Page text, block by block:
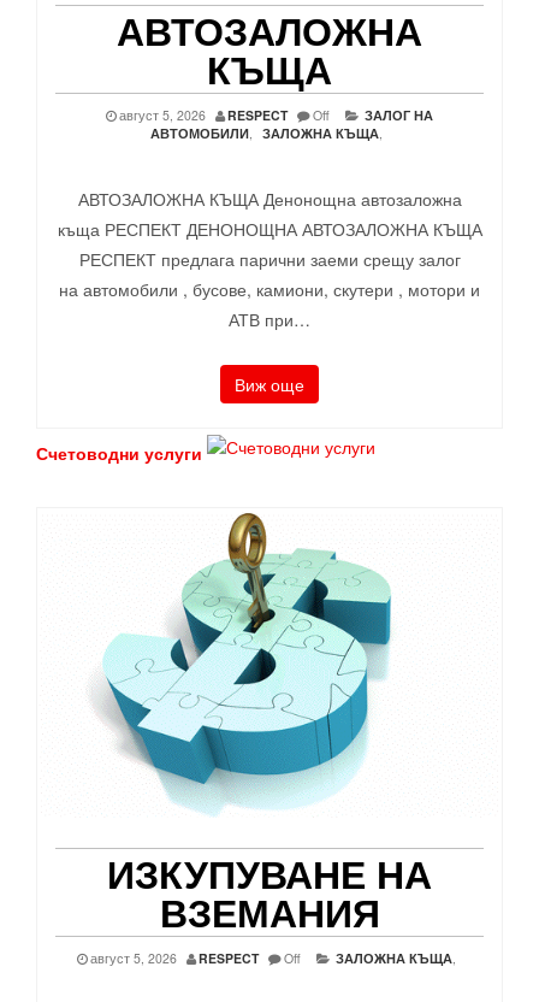
АВТОЗАЛОЖНА
КЪЩА
август 5, 2026 RESPECT Off
ЗАЛОГ НА
АВТОМОБИЛИ
ЗАЛОЖНА КЪЩА
АВТОЗАЛОЖНА КЪЩА Денонощна автозаложна
къща РЕСПЕКТ ДЕНОНОЩНА АВТОЗАЛОЖНА КЪЩА
РЕСПЕКТ предлага парични заеми срещу залог
на автомобили , бусове, камиони, скутери , мотори и
АТВ при…
Виж още
Счетоводни услуги
ИЗКУПУВАНЕ НА
ВЗЕМАНИЯ
август 5, 2026 RESPECT Off ЗАЛОЖНА КЪЩА,